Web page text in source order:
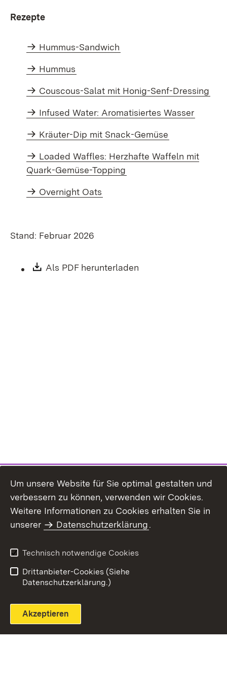
Rezepte
Hummus-Sandwich
Hummus
Couscous-Salat mit Honig-Senf-Dressing
Infused Water: Aromatisiertes Wasser
Kräuter-Dip mit Snack-Gemüse
Loaded Waffles: Herzhafte Waffeln mit
Quark-Gemüse-Topping
Overnight Oats
Stand: Februar 2026
Download:
Als PDF herunterladen
Themenübersicht
Um unsere Website für Sie optimal gestalten und
verbessern zu können, verwenden wir Cookies.
Weitere Informationen zu Cookies erhalten Sie in
unserer
Datenschutzerklärung.
Technisch notwendige Cookies
Drittanbieter-Cookies (Siehe
Datenschutzerklärung.)
Akzeptieren